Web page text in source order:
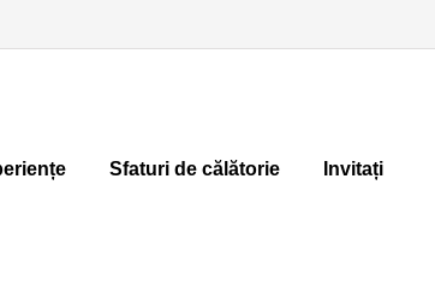
Sfaturi de călătorie Invitați